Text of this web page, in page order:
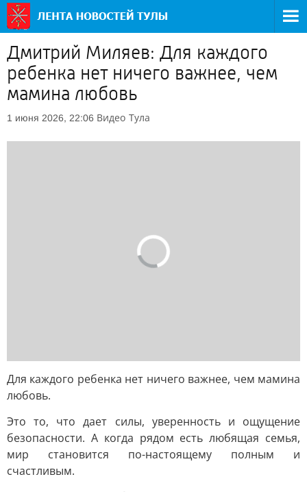
Дмитрий Миляев: Для каждого
ребенка нет ничего важнее, чем
мамина любовь
1 июня 2026, 22:06 Видео Тула
Для каждого ребенка нет ничего важнее, чем мамина
любовь.
Это то, что дает силы, уверенность и ощущение
безопасности. А когда рядом есть любящая семья,
мир становится по-настоящему полным и
счастливым.